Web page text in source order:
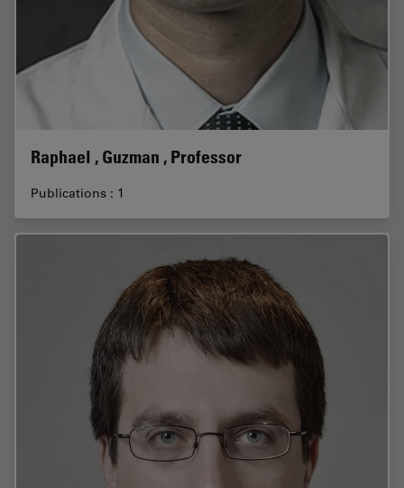
Raphael , Guzman , Professor
Publications : 1